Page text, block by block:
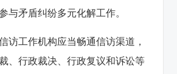
与矛盾纠纷多元化解工作。
访工作机构应当畅通信访渠道，
、行政裁决、行政复议和诉讼等